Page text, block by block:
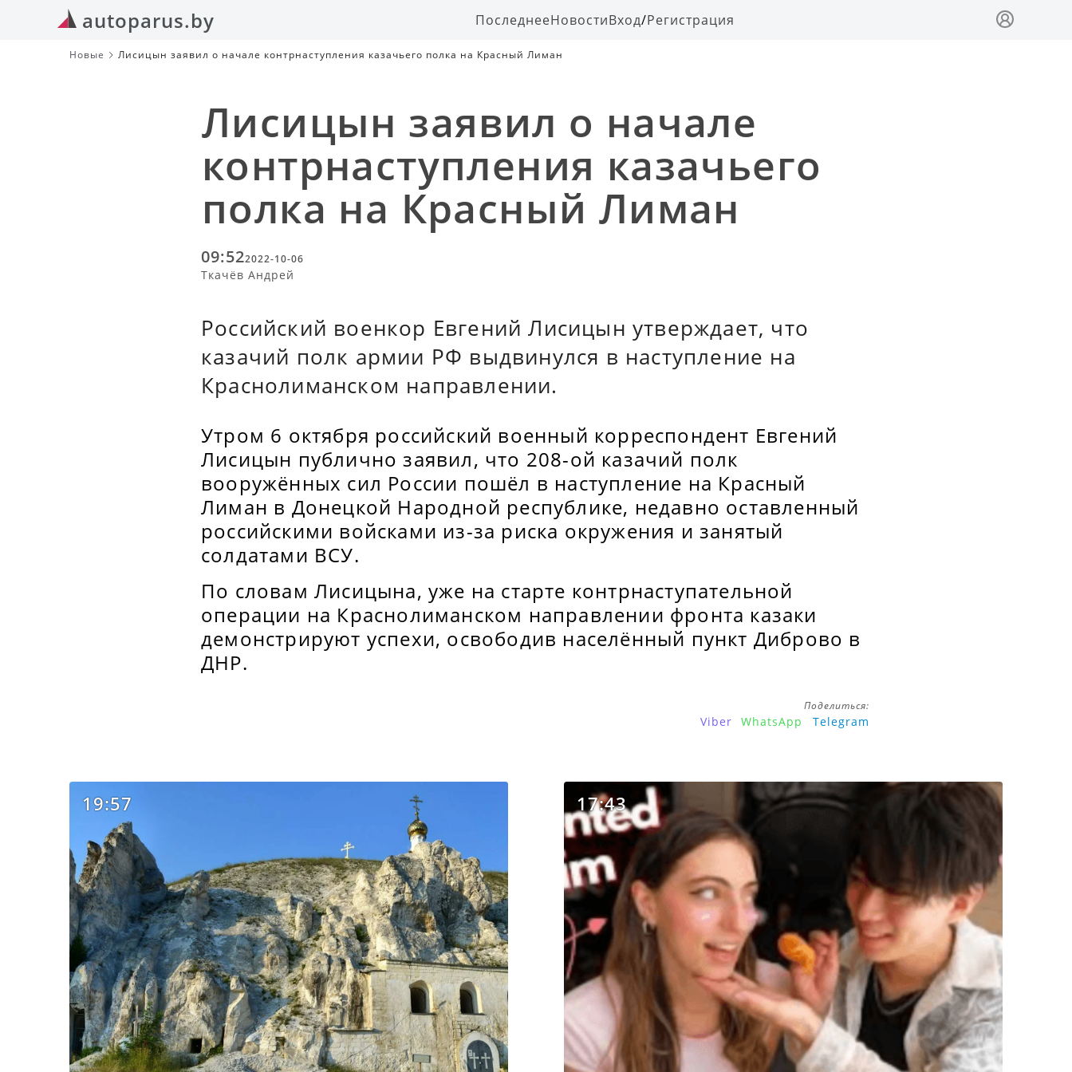
autoparus.by ПоследнееНовостиВход/Регистрация
Новые Лисицын заявил о начале контрнаступления казачьего полка на Красный Лиман
Лисицын заявил о начале
контрнаступления казачьего
полка на Красный Лиман
09:522022-10-06
Ткачёв Андрей
Российский военкор Евгений Лисицын утверждает, что
казачий полк армии РФ выдвинулся в наступление на
Краснолиманском направлении.
Утром 6 октября российский военный корреспондент Евгений
Лисицын публично заявил, что 208-ой казачий полк
вооружённых сил России пошёл в наступление на Красный
Лиман в Донецкой Народной республике, недавно оставленный
российскими войсками из-за риска окружения и занятый
солдатами ВСУ.
По словам Лисицына, уже на старте контрнаступательной
операции на Краснолиманском направлении фронта казаки
демонстрируют успехи, освободив населённый пункт Диброво в
ДНР.
Поделиться:
Viber WhatsApp Telegram
19:57 17:43